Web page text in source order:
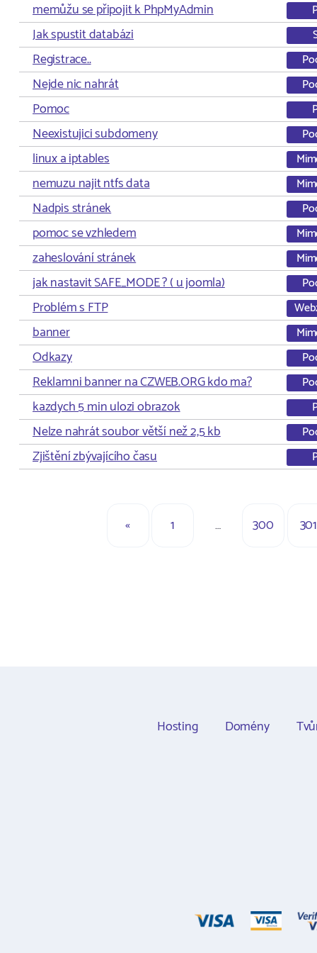
memůžu se připojit k PhpMyAdmin
Jak spustit databázi
Registrace..
Nejde nic nahrát
Pomoc
Neexistujici subdomeny
linux a iptables
nemuzu najit ntfs data
Nadpis stránek
pomoc se vzhledem
zaheslování stránek
jak nastavit SAFE_MODE ? ( u joomla)
Problém s FTP
banner
Odkazy
Reklamni banner na CZWEB.ORG kdo ma?
kazdych 5 min ulozi obrazok
Nelze nahrát soubor větší než 2,5 kb
Zjištění zbývajícího času
« 1 … 300 301
Hosting Domény